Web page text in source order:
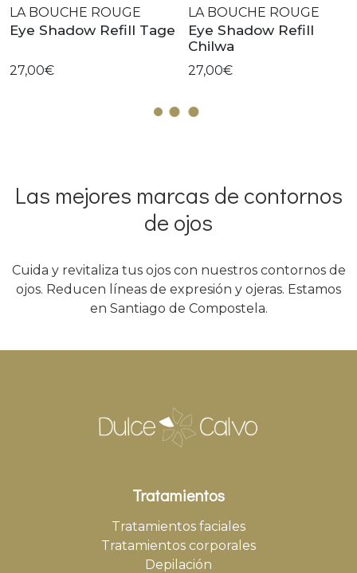
LA BOUCHE ROUGE
Eye Shadow Refill Tage
27,00€
LA BOUCHE ROUGE
Eye Shadow Refill
Chilwa
27,00€
Las mejores marcas de contornos
de ojos
Cuida y revitaliza tus ojos con nuestros contornos de
ojos. Reducen líneas de expresión y ojeras. Estamos
en Santiago de Compostela.
Tratamientos
Tratamientos faciales
Tratamientos corporales
Depilación